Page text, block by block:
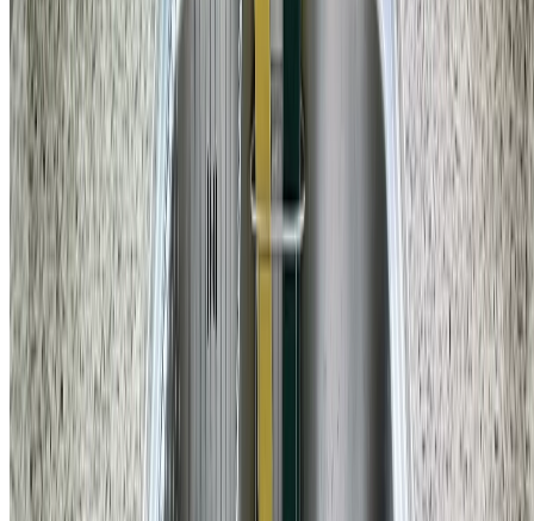
홈앤코 주식회사
국형주 & 류지호
강남구 학동로 34길 16 4층
사업자등록번호
470-88-03000
통신판매업 신고번호
제2025-서울강남-01231호
이메일
info@homeco.kr
고객 센터
1555-5033
평일